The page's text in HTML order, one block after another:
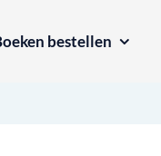
bestellen